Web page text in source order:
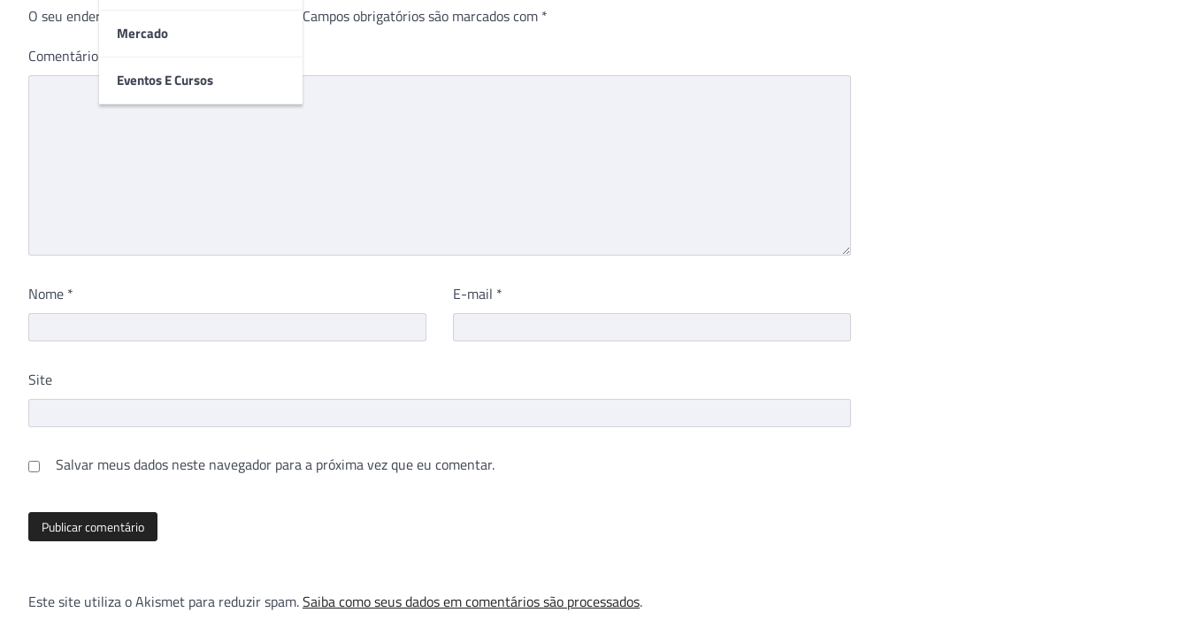
Mercado
Eventos E Cursos
O seu endereço de e-mail não será publicado. Campos obrigatórios são marcados com *
Comentário
Nome * E-mail *
Site
Salvar meus dados neste navegador para a próxima vez que eu comentar.
Este site utiliza o Akismet para reduzir spam.Saiba como seus dados em comentários são processados.